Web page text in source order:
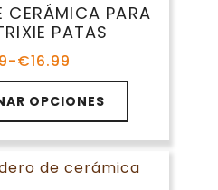
CERÁMICA PARA
PATAS
-€16.99
Rango
de
precios:
desde
€5.99
hasta
€16.99
OPCIONES